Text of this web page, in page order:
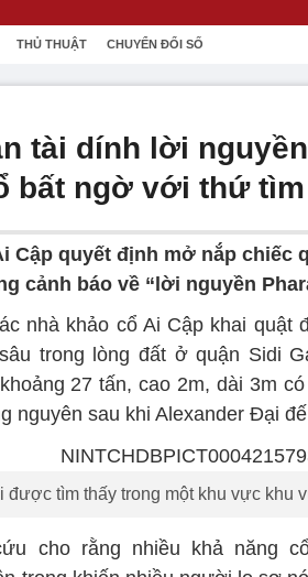
THỦ THUẬT CHUYỂN ĐỔI SỐ
tài dính lời
bất ngờ với thứ
Cập quyết định mở nắp chiếc
cảnh báo về “lời nguyền
nhà khảo cổ Ai Cập khai quật
trong lòng đất ở quận Sidi
27 tấn, cao 2m, dài 3m
nguyên sau khi Alexander Đại
được tìm thấy trong một khu vực khu
cho rằng nhiều khả năng